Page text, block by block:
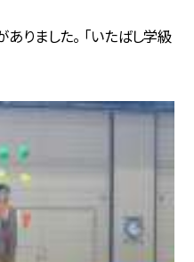
りました。 「いたばし学級